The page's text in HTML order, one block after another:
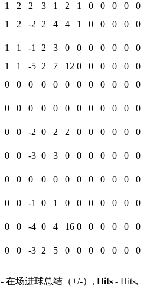
1 2 2 3 1 2 1 0 0 0 0
0
1 2 -2 2 4 4 1 0 0 0 0
0
1 1 -1 2 3 0 0 0 0 0 0
0
1 1 -5 2 7 12 0 0 0 0 0
0
0 0 0 0 0 0 0 0 0 0 0
0
0 0 0 0 0 0 0 0 0 0 0
0
0 0 -2 0 2 2 0 0 0 0 0
0
0 0 -3 0 3 0 0 0 0 0 0
0
0 0 0 0 0 0 0 0 0 0 0
0
0 0 -1 0 1 0 0 0 0 0 0
0
0 0 -4 0 4 16 0 0 0 0 0
0
0 0 -3 2 5 0 0 0 0 0 0
0
- 在场进球总结（+/-）, Hits - Hits,